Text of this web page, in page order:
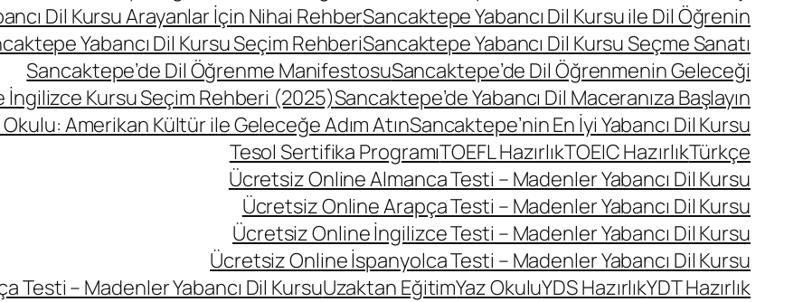
Dil Kursu Arayanlar İçin Nihai RehberSancaktepe Yabancı Dil Kursu ile Dil Öğrenin
Yabancı Dil Kursu Seçim RehberiSancaktepe Yabancı Dil Kursu Seçme Sanatı
Sancaktepe’de Dil Öğrenme ManifestosuSancaktepe’de Dil Öğrenmenin Geleceği
İngilizce Kursu Seçim Rehberi (2025)Sancaktepe’de Yabancı Dil Maceranıza Başlayın
Amerikan Kültür ile Geleceğe Adım AtınSancaktepe’nin En İyi Yabancı Dil Kursu
Tesol Sertifika ProgramıTOEFL HazırlıkTOEIC HazırlıkTürkçe
Ücretsiz Online Almanca Testi – Madenler Yabancı Dil Kursu
Ücretsiz Online Arapça Testi – Madenler Yabancı Dil Kursu
Ücretsiz Online İngilizce Testi – Madenler Yabancı Dil Kursu
Ücretsiz Online İspanyolca Testi – Madenler Yabancı Dil Kursu
Testi – Madenler Yabancı Dil KursuUzaktan EğitimYaz OkuluYDS HazırlıkYDT Hazırlık